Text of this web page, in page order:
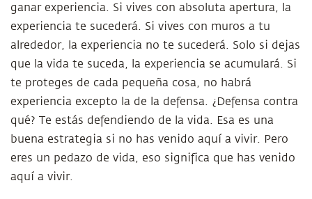
ganar experiencia. Si vives con absoluta apertura, la
experiencia te sucederá. Si vives con muros a tu
alrededor, la experiencia no te sucederá. Solo si dejas
que la vida te suceda, la experiencia se acumulará. Si
te proteges de cada pequeña cosa, no habrá
experiencia excepto la de la defensa. ¿Defensa contra
qué? Te estás defendiendo de la vida. Esa es una
buena estrategia si no has venido aquí a vivir. Pero
eres un pedazo de vida, eso significa que has venido
aquí a vivir.